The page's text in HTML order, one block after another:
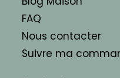
FAQ
Nous contacter
Suivre ma